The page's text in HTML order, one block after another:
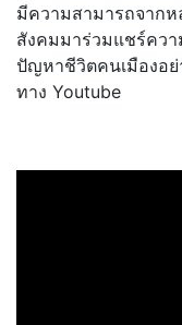
มีความสามารถจากห
สังคมมาร่วมแชร์คว
ปัญหาชีวิตคนเมืองอ
ทาง Youtube